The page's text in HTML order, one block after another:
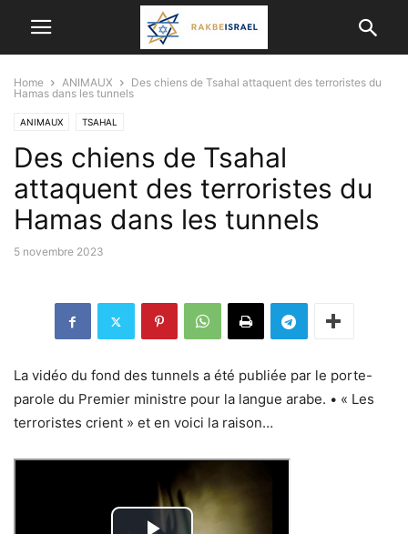
Home ANIMAUX
Des chiens de Tsahal attaquent des terroristes du
Hamas dans les tunnels
ANIMAUX TSAHAL
Des chiens de Tsahal
attaquent des terroristes du
Hamas dans les tunnels
5 novembre 2023
La vidéo du fond des tunnels a été publiée par le porte-
parole du Premier ministre pour la langue arabe. • « Les
terroristes crient » et en voici la raison…